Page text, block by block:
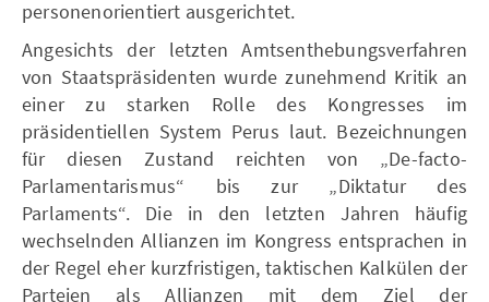
personenorientiert ausgerichtet.
Angesichts der letzten Amtsenthebungsverfahren
von Staatspräsidenten wurde zunehmend Kritik an
einer zu starken Rolle des Kongresses im
präsidentiellen System Perus laut. Bezeichnungen
für diesen Zustand reichten von „De-facto-
Parlamentarismus“ bis zur „Diktatur des
Parlaments“. Die in den letzten Jahren häufig
wechselnden Allianzen im Kongress entsprachen in
der Regel eher kurzfristigen, taktischen Kalkülen der
Parteien als Allianzen mit dem Ziel der